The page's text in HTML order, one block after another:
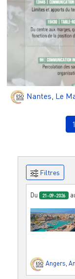
Nantes Le
1
Filtres
Du 21-09-2026
Angers